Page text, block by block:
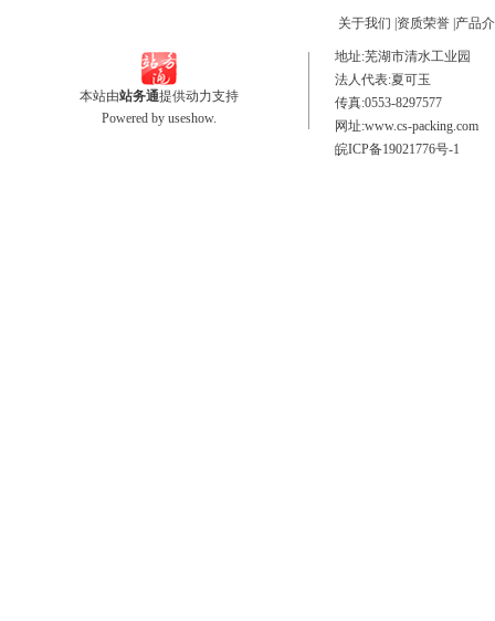
关于我们 |资质荣誉|产品
本站由站务通提供动力支持
Powered byuseshow.
地址:芜湖市清水工业园
法人代表:夏可玉 电
传真:0553-8297577
网址:www.cs-
皖ICP备19021776号-1